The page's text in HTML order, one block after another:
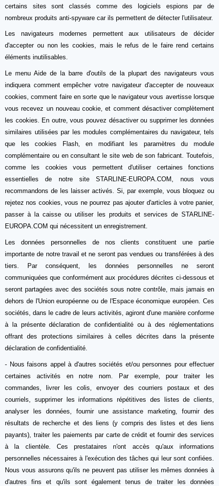
certains sites sont classés comme des logiciels espions par de
nombreux produits anti-spyware car ils permettent de détecter l'utilisateur.
Les navigateurs modernes permettent aux utilisateurs de décider
d'accepter ou non les cookies, mais le refus de le faire rend certains
éléments inutilisables.
Le menu Aide de la barre d'outils de la plupart des navigateurs vous
indiquera comment empêcher votre navigateur d'accepter de nouveaux
cookies, comment faire en sorte que le navigateur vous avertisse lorsque
vous recevez un nouveau cookie, et comment désactiver complètement
les cookies. En outre, vous pouvez désactiver ou supprimer les données
similaires utilisées par les modules complémentaires du navigateur, tels
que les cookies Flash, en modifiant les paramètres du module
complémentaire ou en consultant le site web de son fabricant. Toutefois,
comme les cookies vous permettent d'utiliser certaines fonctions
essentielles de notre site STARLINE-EUROPA.COM, nous vous
recommandons de les laisser activés. Si, par exemple, vous bloquez ou
rejetez nos cookies, vous ne pourrez pas ajouter d'articles à votre panier,
passer à la caisse ou utiliser les produits et services de STARLINE-
EUROPA.COM qui nécessitent un enregistrement.
Les données personnelles de nos clients constituent une partie
importante de notre travail et ne seront pas vendues ou transférées à des
tiers. Par conséquent, les données personnelles ne seront
communiquées que conformément aux procédures décrites ci-dessous et
seront partagées avec des sociétés sous notre contrôle, mais jamais en
dehors de l'Union européenne ou de l'Espace économique européen. Ces
sociétés, dans le cadre de leurs activités, agiront d'une manière conforme
à la présente déclaration de confidentialité ou à des réglementations
offrant des protections similaires à celles décrites dans la présente
déclaration de confidentialité.
- Nous faisons appel à d'autres sociétés et/ou personnes pour effectuer
certaines activités en notre nom. Par exemple, pour traiter les
commandes, livrer les colis, envoyer des courriers postaux et des
courriels, supprimer les informations répétitives des listes de clients,
analyser les données, fournir une assistance marketing, fournir des
résultats de recherche et des liens (y compris des listes et des liens
payants), traiter les paiements par carte de crédit et fournir des services
à la clientèle. Ces prestataires n'ont accès qu'aux informations
personnelles nécessaires à l'exécution des tâches qui leur sont confiées.
Nous vous assurons qu'ils ne peuvent pas utiliser les mêmes données à
d'autres fins et qu'ils sont également tenus de traiter les données